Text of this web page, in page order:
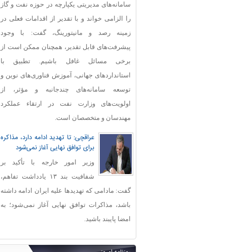
سامانه‌های مدیریتی یکپارچه در حوزه نفت و گاز
را الزامی خواند و با تقدیر از اقدامات فعلی در
زمینه رصد و مانیتورینگ، گفت: با وجود
پیشرفت‌های قابل‌ تقدیر، همچنان ممکن است از
برخی مسائل غافل باشیم. تطبیق با
استانداردهای جهانی، آموزش فناوری‌های نوین و
توسعه سامانه‌های چندجانبه و مؤثر، از
اولویت‌های وزارت نفت در ارتقاء عملکرد
مهندسان و متخصصان است.
عراقچی: تا تهدید ادامه دارد، مذاکره
برای توافق نهایی آغاز نمی‌شود
وزیر امور خارجه با تأکید بر
شفافیت بند ۱۳ یادداشت تفاهم،
گفت: مادامی که تهدیدها علیه ایران ادامه داشته
باشد، مذاکرات توافق نهایی آغاز نمی‌شود؛ به
امضا پایبند باشید.